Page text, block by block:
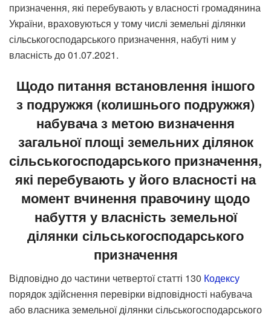
призначення, які перебувають у власності громадянина
України, враховуються у тому числі земельні ділянки
сільськогосподарського призначення, набуті ним у
власність до 01.07.2021.
Щодо питання встановлення іншого
з подружжя (колишнього подружжя)
набувача з метою визначення
загальної площі земельних ділянок
сільськогосподарського призначення,
які перебувають у його власності на
момент вчинення правочину щодо
набуття у власність земельної
ділянки сільськогосподарського
призначення
Відповідно до частини четвертої статті 130 Кодексу
порядок здійснення перевірки відповідності набувача
або власника земельної ділянки сільськогосподарського